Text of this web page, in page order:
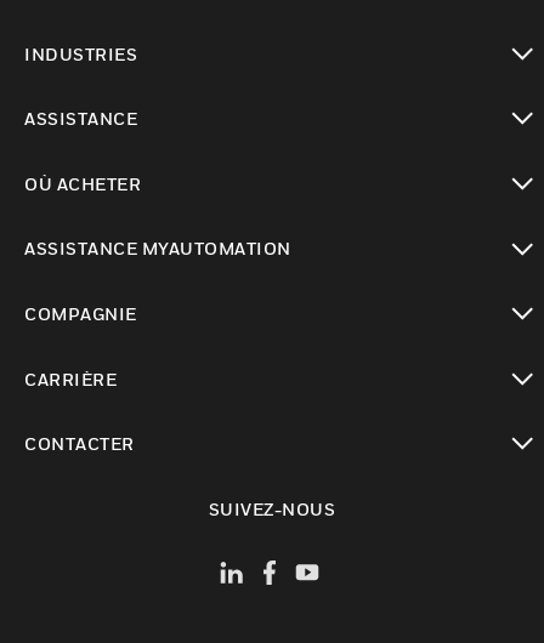
INDUSTRIES
ASSISTANCE
OÙ ACHETER
ASSISTANCE MYAUTOMATION
COMPAGNIE
CARRIÈRE
CONTACTER
SUIVEZ-NOUS